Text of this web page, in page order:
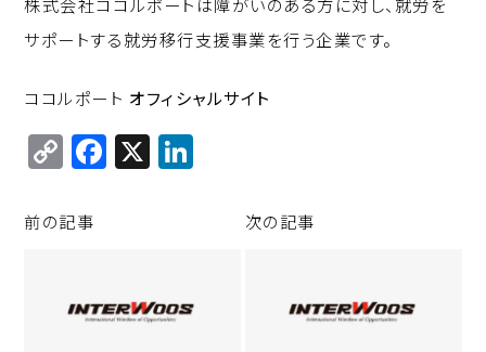
p
y
Li
n
k
c
e
b
o
o
k
e
d
I
サポートする就労移行支援事業を行う企業です。
ココルポート オフィシャルサイト
C
p
Li
n
F
b
o
X
d
前の記事 次の記事